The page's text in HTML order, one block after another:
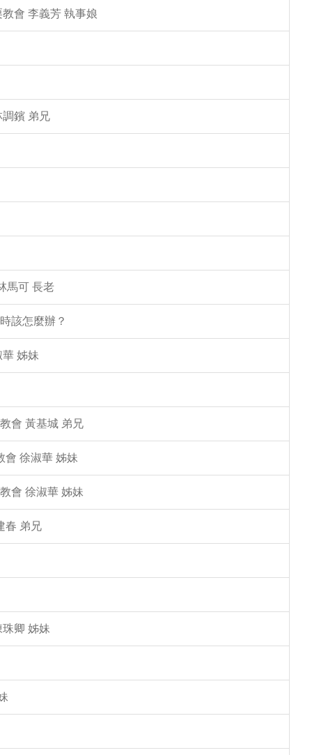
會 李義芳 執事娘
鑌 弟兄
馬可 長老
該怎麼辦？
姊妹
會 黃基城 弟兄
會 徐淑華 姊妹
會 徐淑華 姊妹
春 弟兄
卿 姊妹